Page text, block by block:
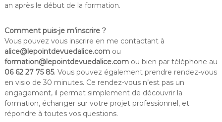
an après le début de la formation.
Comment puis-je m’inscrire ?
Vous pouvez vous inscrire en me contactant à
alice@lepointdevuedalice.comou
formation@lepointdevuedalice.comou bien par téléphone au
06 62 27 75 85. Vous pouvez également prendre rendez-vous
en visio de 30 minutes. Ce rendez-vous n’est pas un
engagement, il permet simplement de découvrir la
formation, échanger sur votre projet professionnel, et
répondre à toutes vos questions.